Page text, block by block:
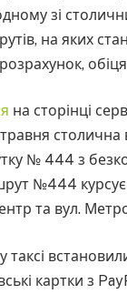
зі
на яких
на сторінці
столична
№ 444 з
№444 курсує
та вул.
картки з